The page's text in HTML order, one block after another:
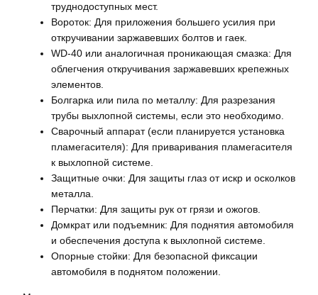
труднодоступных мест.
Вороток: Для приложения большего усилия при
откручивании заржавевших болтов и гаек.
WD-40 или аналогичная проникающая смазка: Для
облегчения откручивания заржавевших крепежных
элементов.
Болгарка или пила по металлу: Для разрезания
трубы выхлопной системы, если это необходимо.
Сварочный аппарат (если планируется установка
пламегасителя): Для приваривания пламегасителя
к выхлопной системе.
Защитные очки: Для защиты глаз от искр и осколков
металла.
Перчатки: Для защиты рук от грязи и ожогов.
Домкрат или подъемник: Для поднятия автомобиля
и обеспечения доступа к выхлопной системе.
Опорные стойки: Для безопасной фиксации
автомобиля в поднятом положении.